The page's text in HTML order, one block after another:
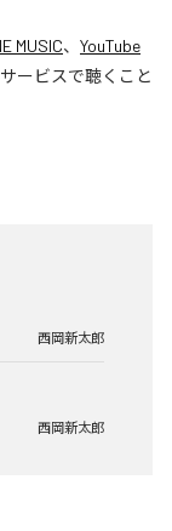
MUSIC、 YouTube
ービスで聴くこと
西岡新太郎
西岡新太郎